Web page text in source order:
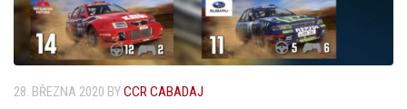
28. BŘEZNA 2020 BYCCR CABADAJ